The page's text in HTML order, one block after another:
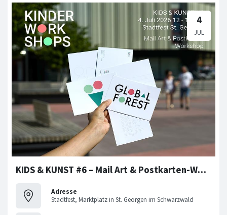
KIDS & KUNST #6 – Mail Art & Postkarten-Workshop
Adresse
Stadtfest, Marktplatz in St. Georgen im Schwarzwald